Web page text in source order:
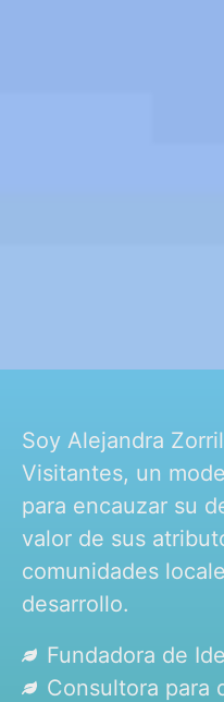
Soy Alejandra
Visitantes, un
para encauzar su
valor de sus
comunidades
desarrollo.
Fundadora de
Consultora para